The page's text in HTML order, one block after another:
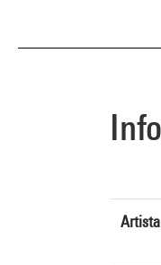
Artista